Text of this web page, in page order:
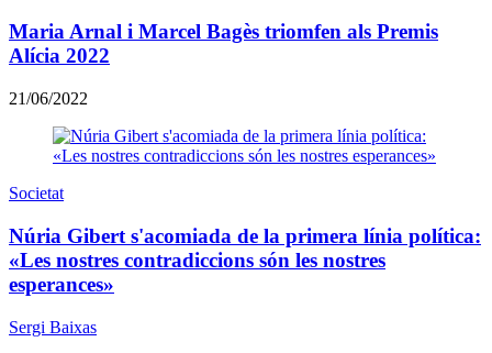
Maria Arnal i Marcel Bagès triomfen als Premis
Alícia 2022
21/06/2022
Societat
Núria Gibert s'acomiada de la primera línia política:
«Les nostres contradiccions són les nostres
esperances»
Sergi Baixas